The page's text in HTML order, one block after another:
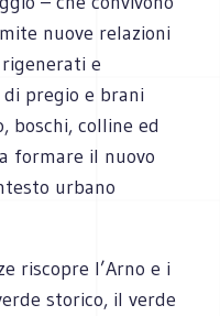
nuove relazioni
e
pregio e brani
boschi, colline ed
formare il nuovo
urbano
riscopre l’Arno e i
storico, il verde